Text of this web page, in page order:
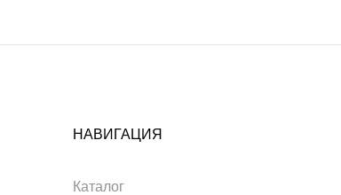
НАВИГАЦИЯ
Каталог